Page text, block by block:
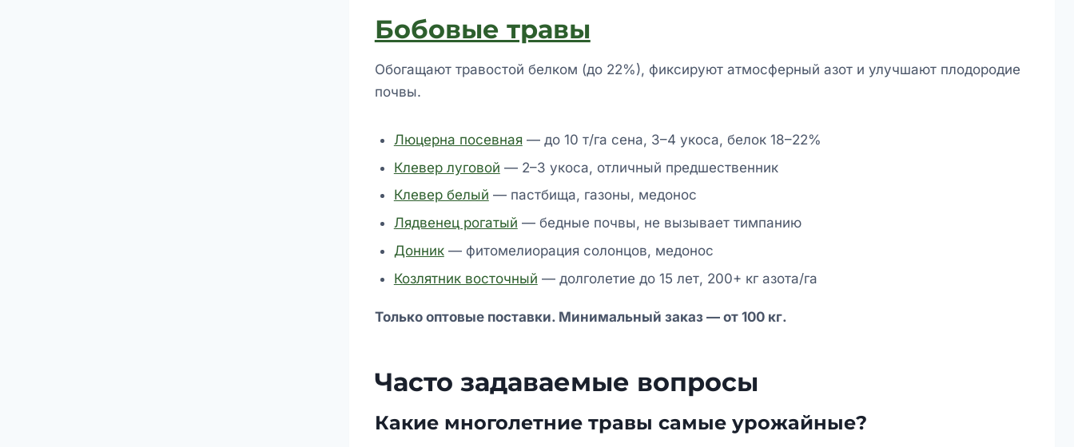
Бобовые травы
Обогащают травостой белком (до 22%), фиксируют атмосферный азот и улучшают плодородие
почвы.
Люцерна посевная — до 10 т/га сена, 3–4 укоса, белок 18–22%
Клевер луговой — 2–3 укоса, отличный предшественник
Клевер белый — пастбища, газоны, медонос
Лядвенец рогатый — бедные почвы, не вызывает тимпанию
Донник— фитомелиорация солонцов, медонос
Козлятник восточный — долголетие до 15 лет, 200+ кг азота/га
Только оптовые поставки. Минимальный заказ — от 100 кг.
Часто задаваемые вопросы
Какие многолетние травы самые урожайные?